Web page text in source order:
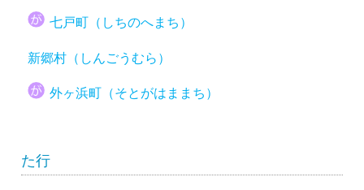
七戸町（しちのへまち）
新郷村（しんごうむら）
外ヶ浜町（そとがはままち）
た行